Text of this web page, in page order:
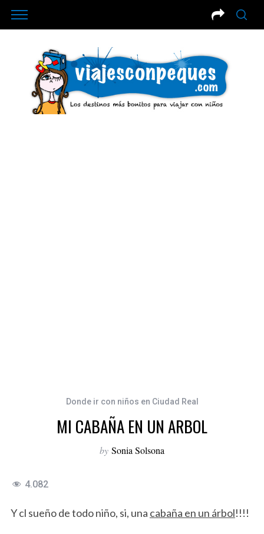
Donde ir con niños en Ciudad Real
MI CABAÑA EN UN ARBOL
by Sonia Solsona
4.082
Y cl sueño de todo niño, si, una cabaña en un árbol!!!!